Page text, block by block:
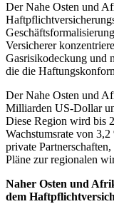
Der Nahe Osten und
Versicherer
Gasrisikodeckung und
die die
Der Nahe Osten und
Milliarden US-Dollar
Diese Region wird bis
Wachstumsrate von
private
Pläne zur regionalen
Naher Osten und
dem